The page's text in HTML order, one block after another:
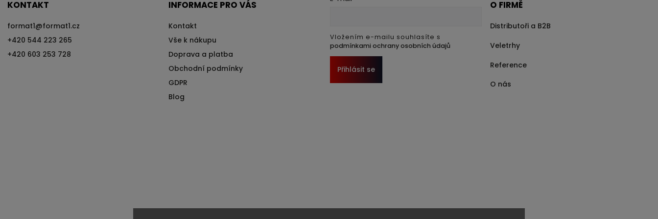
KONTAKT
format1@format1.cz
+420 544 223 265
+420 603 253 728
INFORMACE PRO VÁS
Kontakt
Vše k nákupu
Doprava a platba
Obchodní podmínky
GDPR
Blog
Vložením e-mailu souhlasíte s
podmínkami ochrany osobních údajů
Přihlásit se
O FIRMĚ
Distributoři a B2B
Veletrhy
Reference
O nás